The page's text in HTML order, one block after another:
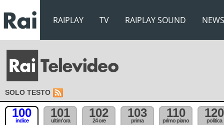
RAIPLAY TV RAIPLAY SOUND NEWS
SOLO TESTO
100
indice
101
ultim'ora
102
24 ore
103
prima
110
primo piano
120
politica